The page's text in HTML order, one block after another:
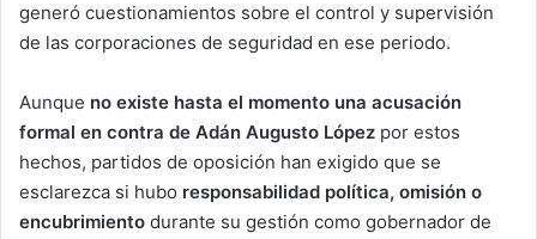
generó cuestionamientos sobre el control y supervisión
de las corporaciones de seguridad en ese periodo.
Aunque no existe hasta el momento una acusación
formal en contra de Adán Augusto López por estos
hechos, partidos de oposición han exigido que se
esclarezca si hubo responsabilidad política, omisión o
encubrimiento durante su gestión como gobernador de